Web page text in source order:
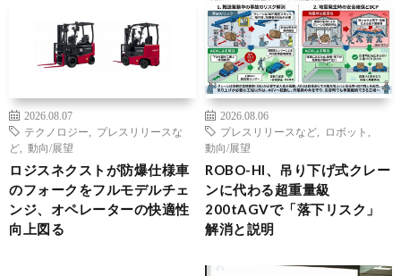
2026.08.07
テクノロジー
プレスリリースな
ど
動向/展望
ロジスネクストが防爆仕様車
のフォークをフルモデルチェ
ンジ、オペレーターの快適性
向上図る
2026.08.06
プレスリリースなど
ロボット
動向/展望
ROBO-HI、吊り下げ式クレー
ンに代わる超重量級
200tAGVで「落下リスク」
解消と説明